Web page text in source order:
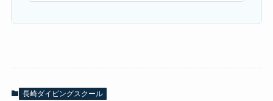
長崎ダイビングスクール